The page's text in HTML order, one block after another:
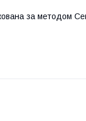
за методом